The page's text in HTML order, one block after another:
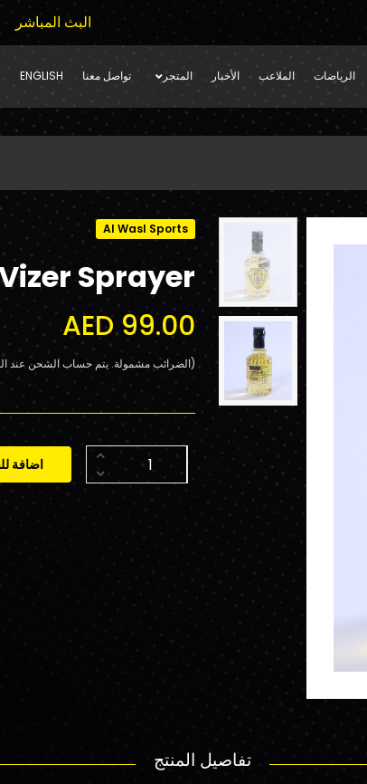
البث المباشر
الرياضات الملاعب الأخبار المتجر تواصل معنا ENGLISH
Al Wasl Sports
Sprayer
AED 99.00
(الضرائب مشمولة. يتم حساب الشحن عند
اضافة
تفاصيل المنتج